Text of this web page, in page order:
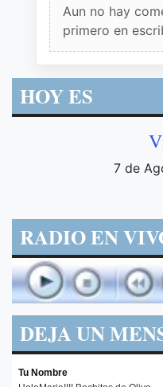
Aun no hay
primero en
HOY ES
7 de
RADIO EN
DEJA UN